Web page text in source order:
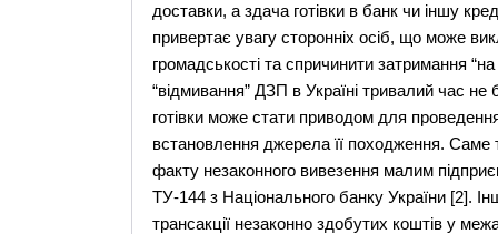
доставки, а здача готівки в банк чи іншу
привертає увагу сторонніх осіб, що може
громадськості та спричинити затримання
“відмивання” ДЗП в Україні тривалий час
готівки може стати приводом для
встановлення джерела її походження. Саме
факту незаконного вивезення малим
ТУ-144 з Національного банку України [2].
трансакції незаконно здобутих коштів у